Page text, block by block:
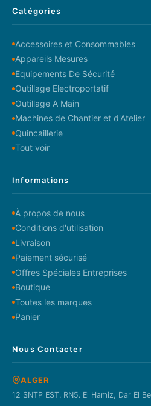
Catégories
Accessoires et Consommables
Appareils Mesures
Equipements De Sécurité
Outillage Electroportatif
Outillage A Main
Machines de Chantier et d'Atelier
Quincaillerie
Tout voir
Informations
À propos de nous
Conditions d'utilisation
Livraison
Paiement sécurisé
Offres Spéciales Entreprises
Boutique
Toutes les marques
Panier
Nous Contacter
ALGER
12 SNTP EST. RN5. El Hamiz, Dar El